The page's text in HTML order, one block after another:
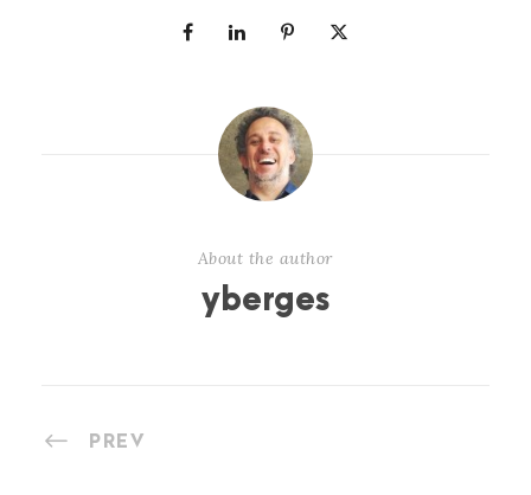
About the author
yberges
PREV